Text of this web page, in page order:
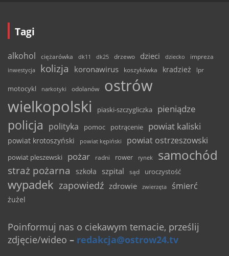
Tagi
alkohol ciężarówka dk11 dk25 drzewo dzieci dziecko
impreza
inwestycja
kolizja koronawirus koszykówka kradzież lpr
motocykl narkotyki odolanów
ostrów
wielkopolski
piaski-szczygliczka pieniądze
policja polityka pomoc potrącenie powiat kaliski
powiat krotoszyński powiat kępiński powiat ostrzeszowski
powiat pleszewski pożar radni rower rynek samochód
straż pożarna szkoła szpital sąd uroczystość
wypadek zapowiedź zdrowie zwierzęta śmierć
żużel
Poinformuj nas o ciekawym temacie, prześlij
zdjęcie/wideo – redakcja@ostrow24.tv